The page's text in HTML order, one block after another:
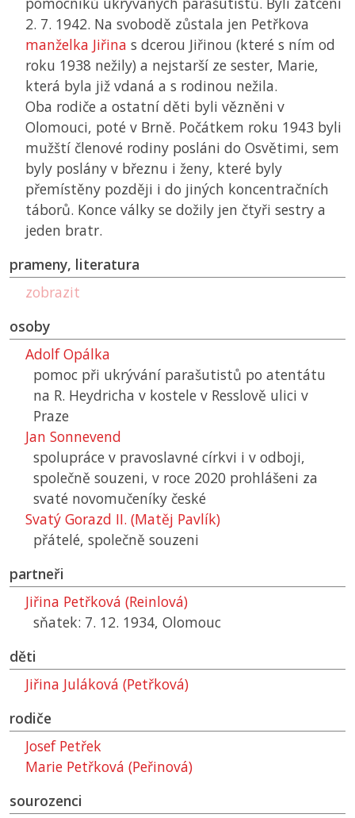
2. 7. 1942. Na svobodě zůstala jen Petřkova
manželka Jiřina s dcerou Jiřinou (které s ním od
roku 1938 nežily) a nejstarší ze sester, Marie,
která byla již vdaná a s rodinou nežila.
Oba rodiče a ostatní děti byli vězněni v
Olomouci, poté v Brně. Počátkem roku 1943 byli
mužští členové rodiny posláni do Osvětimi, sem
byly poslány v březnu i ženy, které byly
přemístěny později i do jiných koncentračních
táborů. Konce války se dožily jen čtyři sestry a
jeden bratr.
prameny, literatura
zobrazit
osoby
Adolf Opálka
pomoc při ukrývání parašutistů po atentátu
na R. Heydricha v kostele v Resslově ulici v
Praze
Jan Sonnevend
spolupráce v pravoslavné církvi i v odboji,
společně souzeni, v roce 2020 prohlášeni za
svaté novomučeníky české
Svatý Gorazd II. (Matěj Pavlík)
přátelé, společně souzeni
partneři
Jiřina Petřková (Reinlová)
sňatek: 7. 12. 1934, Olomouc
děti
Jiřina Juláková (Petřková)
rodiče
Josef Petřek
Marie Petřková (Peřinová)
sourozenci